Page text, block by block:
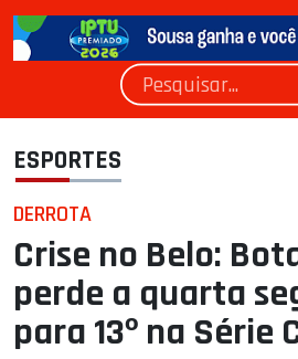
ESPORTES
DERROTA
Crise no Belo:
perde a quarta
para 13º na Série